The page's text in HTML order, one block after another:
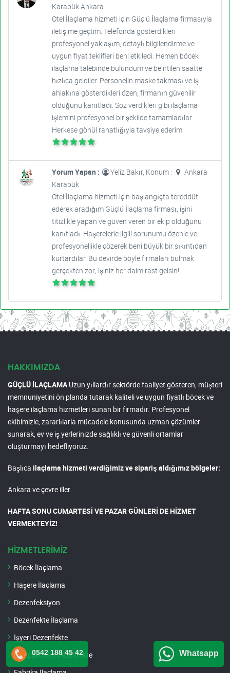
Karabük Ankara
Otel İlaçlama hizmeti için Güçlü İlaçlama firmasıyla
iletişime geçtim. Telefonda gösterdikleri
profesyonel yaklaşım, detaylı bilgilendirme ve
uygun fiyat teklifleri beni etkiledi. Hemen böcek
ilaçlama talebinde bulundum ve belirtilen saatte
hızlıca geldiler. Personelin maske takması ve iş
ahlakına gösterdikleri özen, firmanın güvenilir
olduğunu kanıtladı. Söz verdikleri gibi ilaçlama
işlemini profesyonel bir şekilde tamamladılar.
Herkese gönül rahatlığıyla tavsiye ederim.
Yorum Yapan : Yeliz Bakır, Konum :
Ankara
Karabük
Otel İlaçlama hizmeti için başlangıçta tereddüt
ederek aradığım Güçlü İlaçlama firması, işini
titizlikle yapan ve güven veren bir ekip olduğunu
kanıtladı. Haşerelerle ilgili sorunumu özenle ve
profesyonellikle çözerek beni büyük bir sıkıntıdan
kurtardılar. Bu devirde böyle firmaları bulmak
gerçekten zor; işiniz her daim rast gelsin!
HAKKIMIZDA
GÜÇLÜ İLAÇLAMAUzun yıllardır sektörde faaliyet gösteren, müşteri
memnuniyetini ön planda tutarak kaliteli ve uygun fiyatlı böcek ve
haşere ilaçlama hizmetleri sunan bir firmadır. Profesyonel
ekibimizle, zararlılarla mücadele konusunda uzman çözümler
sunarak, ev ve iş yerlerinizde sağlıklı ve güvenli ortamlar
oluşturmayı hedefliyoruz.
Başlıca ilaçlama hizmeti verdiğimiz ve sipariş aldığımız bölgeler:
Ankara ve çevre iller.
HAFTA SONU CUMARTESİ VE PAZAR GÜNLERİ DE HİZMET
VERMEKTEYİZ!
HİZMETLERİMİZ
Böcek İlaçlama
Haşere İlaçlama
Dezenfeksiyon
Dezenfekte İlaçlama
İşyeri Dezenfekte
Ev Apartman Dezenfekte
0542 188 45 42 Whatsapp